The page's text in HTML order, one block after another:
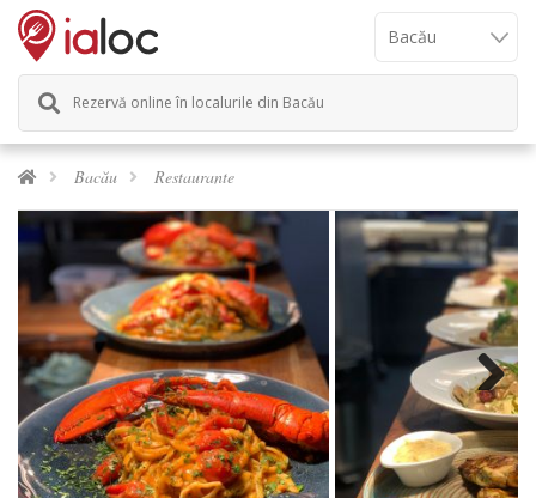
Rezervă online în localurile din Bacău
Bacău Restaurante
Next